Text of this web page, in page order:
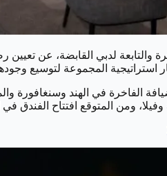
والتابعة لدبي القابضة، عن
استراتيجية المجموعة لتوسيع
واسعة تزيد عن 20 عامًا في مجال الضيافة